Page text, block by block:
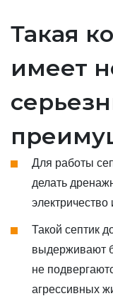
Такая
имеет
Для работы
делать
электричество
Такой септик
выдерживают
не
агрессивных